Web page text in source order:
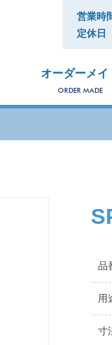
営業時
定休日
オーダーメイ
ORDER MADE
品
用
寸